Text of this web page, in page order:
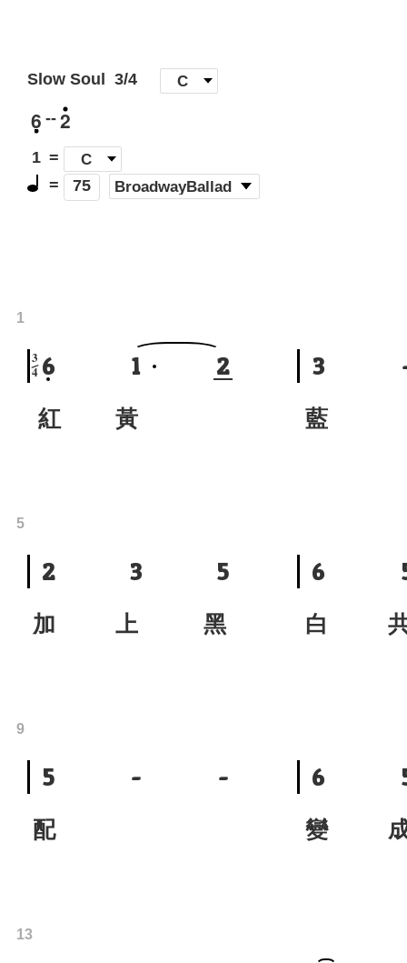
Slow Soul 3/4 C ]
6 -- 2
1 =
C
=
75 (BroadwayBallad)
6 1 2
3
4
1
紅 黃
3
藍
2 3 5
5
加 上 黑
6
白
5 - -
9
配
6
變
13